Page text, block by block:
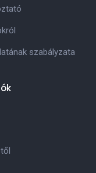
szabályzata